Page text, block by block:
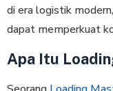
di era logistik
dapat memperkuat
Apa Itu